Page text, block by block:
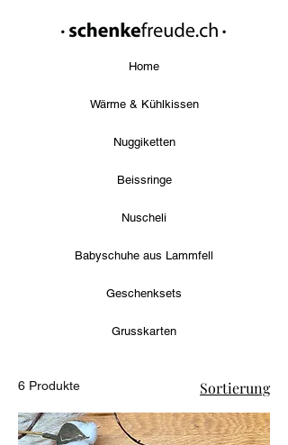
Home
Wärme & Kühlkissen
Nuggiketten
Beissringe
Nuscheli
Babyschuhe aus Lammfell
Geschenksets
Grusskarten
6 Produkte Sortierung